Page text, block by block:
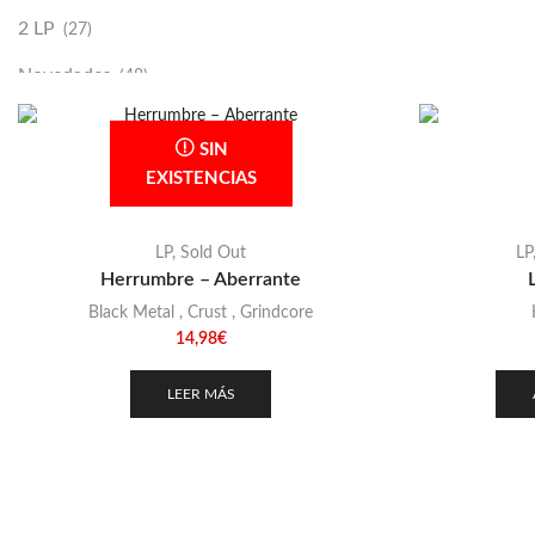
2 LP (27)
Novedades (48)
Vinilako (34)
SIN
EXISTENCIAS
LP, Sold Out
Herrumbre – Aberrante
Black Metal , Crust , Grindcore
14,98€
LEER MÁS
LP,